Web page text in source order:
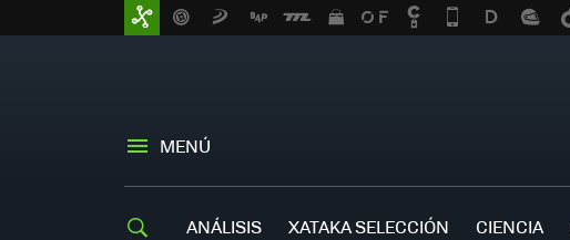
MENÚ
ANÁLISIS XATAKA SELECCIÓN CIENCIA